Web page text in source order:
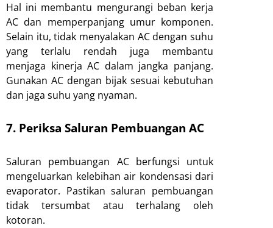
Hal ini membantu mengurangi beban kerja
AC dan memperpanjang umur komponen.
Selain itu, tidak menyalakan AC dengan suhu
yang terlalu rendah juga membantu
menjaga kinerja AC dalam jangka panjang.
Gunakan AC dengan bijak sesuai kebutuhan
dan jaga suhu yang nyaman.
7. Periksa Saluran Pembuangan AC
Saluran pembuangan AC berfungsi untuk
mengeluarkan kelebihan air kondensasi dari
evaporator. Pastikan saluran pembuangan
tidak tersumbat atau terhalang oleh
kotoran.